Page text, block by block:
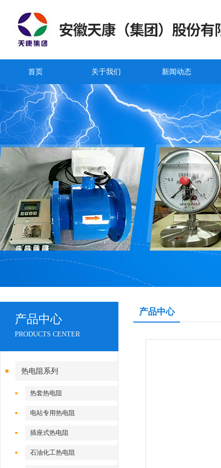
首页 关于我们 新闻动态
产品中心
PRODUCTS CENTER
热电阻系列
热套热电阻
电站专用热电阻
插座式热电阻
石油化工热电阻
产品中心